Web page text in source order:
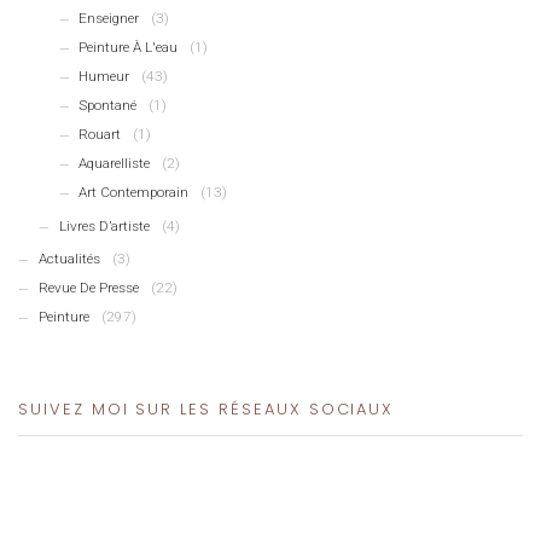
Enseigner
(3)
Peinture À L'eau
(1)
Humeur
(43)
Spontané
(1)
Rouart
(1)
Aquarelliste
(2)
Art Contemporain
(13)
Livres D’artiste
(4)
Actualités
(3)
Revue De Presse
(22)
Peinture
(297)
SUIVEZ MOI SUR LES RÉSEAUX SOCIAUX